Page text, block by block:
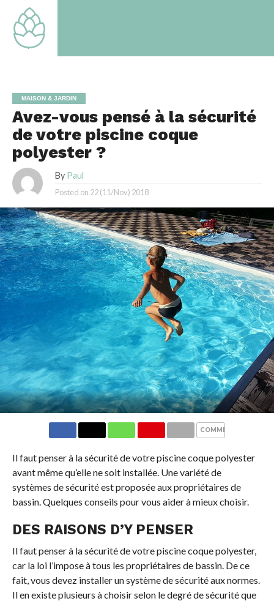
TOUT
SAVOIR
NOTRE
MAISON & JARDIN
Avez-vous pensé à la sécurité
de votre piscine coque
polyester ?
By Paul
Posted on 22 (11/Nov) 2018
COMMENTS
Il faut penser à la sécurité de votre piscine coque polyester
avant même qu’elle ne soit installée. Une variété de
systèmes de sécurité est proposée aux propriétaires de
bassin. Quelques conseils pour vous aider à mieux choisir.
DES RAISONS D’Y PENSER
Il faut penser à la sécurité de votre piscine coque polyester,
car la loi l’impose à tous les propriétaires de bassin. De ce
fait, vous devez installer un système de sécurité aux normes.
Il en existe plusieurs à choisir selon le degré de sécurité que
TOUT
SAVOIR
NOTRE